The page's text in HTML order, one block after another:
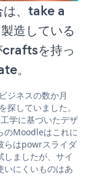
、take a
造している
を持っ
。
ジネスの数か月
していました。
学に基づいたデザ
のMoodleはこれに
らはpowrスライダ
ましたが、サイ
いにくいものはあ